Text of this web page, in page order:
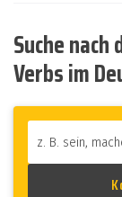
Suche
Verbs im